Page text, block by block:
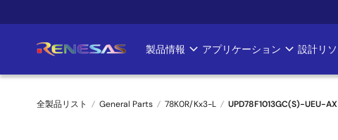
イ
ン
Main
navigation
製品情報 アプリケーション 設計リ
全製品リスト General Parts 78K0R/Kx3-L UPD78F1013GC(S)-UEU-AX